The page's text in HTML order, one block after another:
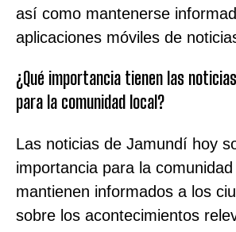
así como mantenerse
aplicaciones móviles de
¿Qué importancia tienen las
para la comunidad local?
Las noticias de Jamundí hoy
importancia para la
mantienen informados a los
sobre los acontecimientos